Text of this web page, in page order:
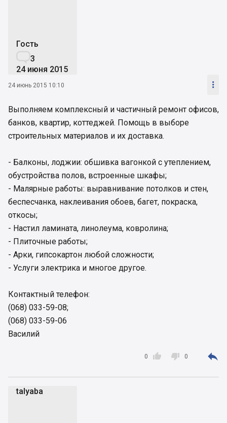
Гость
3
24 июня 2015
24 июнь 2015 10:10 
Выполняем комплексный и частичный ремонт офисов,
банков, квартир, коттеджей. Помощь в выборе
строительных материалов и их доставка.
- Балконы, лоджии: обшивка вагонкой с утеплением,
обустройства полов, встроенные шкафы;
- Малярные работы: выравнивание потолков и стен,
беспесчанка, наклеивания обоев, багет, покраска,
откосы;
- Настил ламината, линолеума, ковролина;
- Плиточные работы;
- Арки, гипсокартон любой сложности;
- Услуги электрика и многое другое.
Контактный телефон:
(068) 033-59-08;
(068) 033-59-06
Василий

0  0 
talyaba